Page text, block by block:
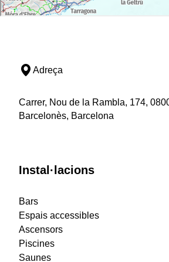
Adreça
Carrer, Nou de la Rambla, 174,
Barcelonès, Barcelona
Instal·lacions
Bars
Espais accessibles
Ascensors
Piscines
Saunes